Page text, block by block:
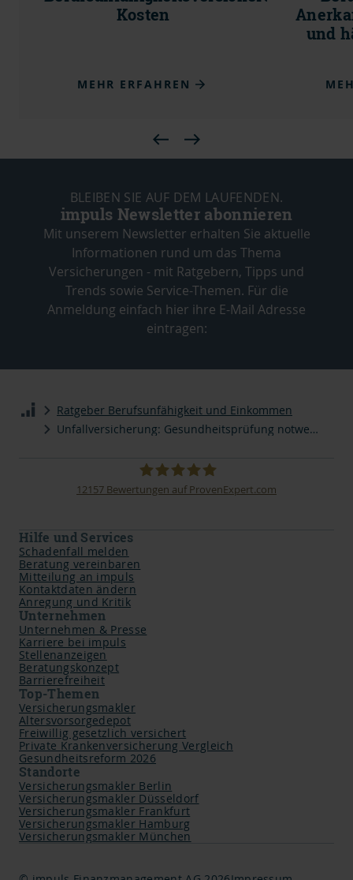
Kosten
MEHR ERFAHREN
und
BLEIBEN SIE AUF DEM LAUFENDEN.
impuls Newsletter abonnieren
Mit unserem Newsletter erhalten Sie aktuelle
Informationen rund um das Thema
Versicherungen - mit Ratgebern, Tipps und
Trends sowie Service-Themen. Für die
Anmeldung einfach hier ihre E-Mail Adresse
eintragen:
Ratgeber Berufsunfähigkeit und Einkommen
Unfallversicherung: Gesundheitsprüfung notwendig?
12157 Bewertungen auf ProvenExpert.com
Hilfe und Services
Schadenfall melden
Beratung vereinbaren
Mitteilung an impuls
Kontaktdaten ändern
Anregung und Kritik
Unternehmen
Unternehmen & Presse
Karriere bei impuls
Stellenanzeigen
Beratungskonzept
Barrierefreiheit
Top-Themen
Versicherungsmakler
Altersvorsorgedepot
Freiwillig gesetzlich versichert
Private Krankenversicherung Vergleich
Gesundheitsreform 2026
Standorte
Versicherungsmakler Berlin
Versicherungsmakler Düsseldorf
Versicherungsmakler Frankfurt
Versicherungsmakler Hamburg
Versicherungsmakler München